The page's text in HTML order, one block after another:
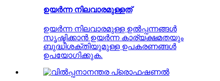
ഉയർന്ന നിലവാരമുള്ളത്
ഉയർന്ന നിലവാരമുള്ള ഉൽപ്പന്നങ്ങൾ
സൃഷ്ടിക്കാൻ ഉയർന്ന കാര്യക്ഷമതയും
ബുദ്ധിശക്തിയുമുള്ള ഉപകരണങ്ങൾ
ഉപയോഗിക്കുക.